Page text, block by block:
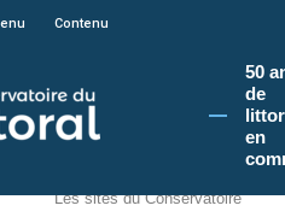
site du Conservatoire du littoral, vous
Contenu
50
de
en
Les sites du Conservatoire